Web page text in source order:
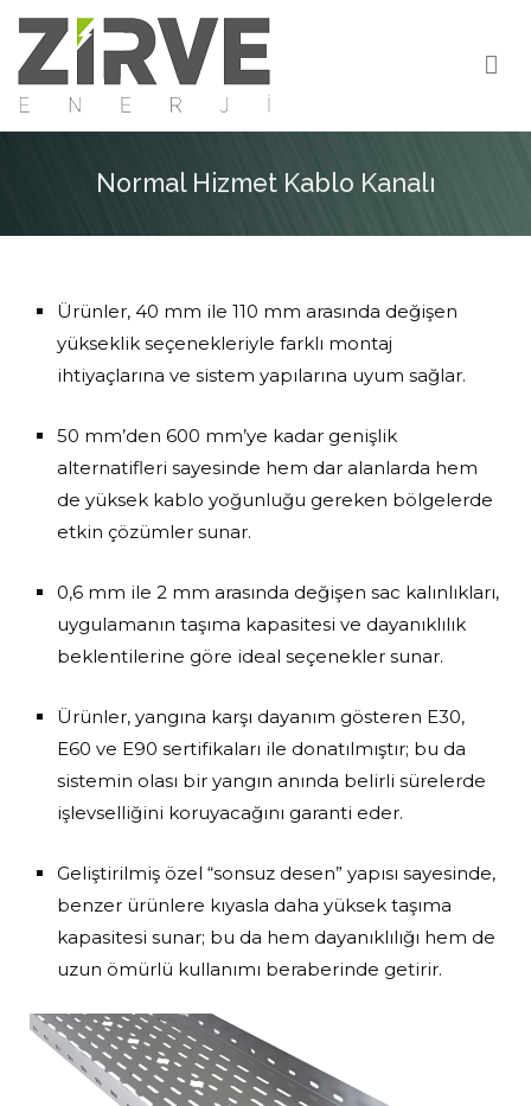
Zirve Enerji
Gözünüz Zirve’de Olsun
Normal Hizmet Kablo Kanalı
Ürünler, 40 mm ile 110 mm arasında değişen
yükseklik seçenekleriyle farklı montaj
ihtiyaçlarına ve sistem yapılarına uyum sağlar.
50 mm’den 600 mm’ye kadar genişlik
alternatifleri sayesinde hem dar alanlarda hem
de yüksek kablo yoğunluğu gereken bölgelerde
etkin çözümler sunar.
0,6 mm ile 2 mm arasında değişen sac kalınlıkları,
uygulamanın taşıma kapasitesi ve dayanıklılık
beklentilerine göre ideal seçenekler sunar.
Ürünler, yangına karşı dayanım gösteren E30,
E60 ve E90 sertifikaları ile donatılmıştır; bu da
sistemin olası bir yangın anında belirli sürelerde
işlevselliğini koruyacağını garanti eder.
Geliştirilmiş özel “sonsuz desen” yapısı sayesinde,
benzer ürünlere kıyasla daha yüksek taşıma
kapasitesi sunar; bu da hem dayanıklılığı hem de
uzun ömürlü kullanımı beraberinde getirir.